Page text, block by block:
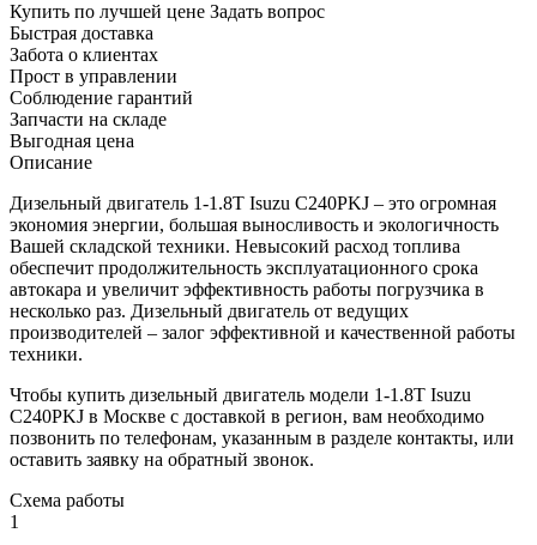
Купить по лучшей цене Задать вопрос
Быстрая доставка
Забота о клиентах
Прост в управлении
Соблюдение гарантий
Запчасти на складе
Выгодная цена
Описание
Дизельный двигатель 1-1.8T Isuzu C240PKJ – это огромная
экономия энергии, большая выносливость и экологичность
Вашей складской техники. Невысокий расход топлива
обеспечит продолжительность эксплуатационного срока
автокара и увеличит эффективность работы погрузчика в
несколько раз. Дизельный двигатель от ведущих
производителей – залог эффективной и качественной работы
техники.
Чтобы купить дизельный двигатель модели 1-1.8T Isuzu
C240PKJ в Москве с доставкой в регион, вам необходимо
позвонить по телефонам, указанным в разделе контакты, или
оставить заявку на обратный звонок.
Схема работы
1